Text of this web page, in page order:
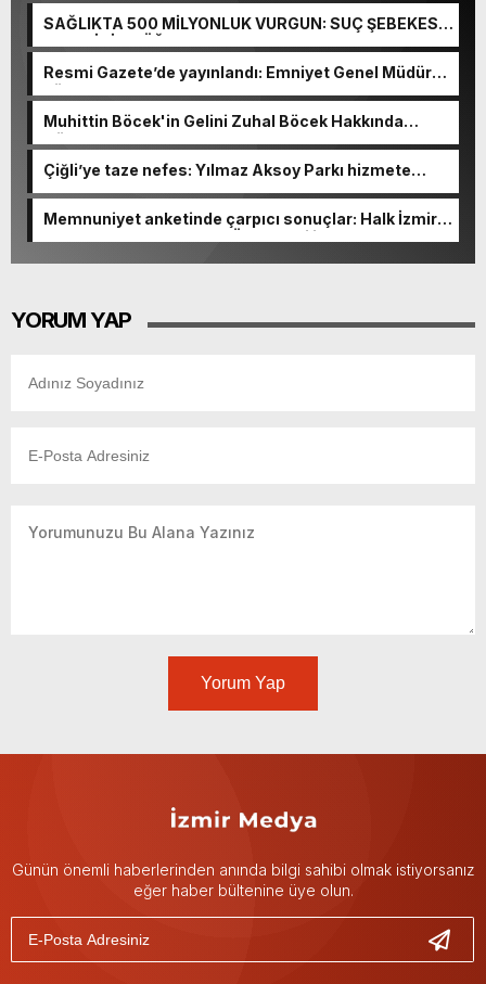
SAĞLIKTA 500 MİLYONLUK VURGUN: SUÇ ŞEBEKESİ
KAÇIŞ İÇİN DÜĞMEYE BASTI!
Resmi Gazete’de yayınlandı: Emniyet Genel Müdürü
görevden alındı!
Muhittin Böcek'in Gelini Zuhal Böcek Hakkında
Gözaltı Kararı!
Çiğli’ye taze nefes: Yılmaz Aksoy Parkı hizmete
Memnuniyet anketinde çarpıcı sonuçlar: Halk İzmirli
başkanlardan memnun, Ömer Eşki ilk sırada
YORUM YAP
Yorum Yap
Günün önemli haberlerinden anında bilgi sahibi olmak istiyorsanız
eğer haber bültenine üye olun.